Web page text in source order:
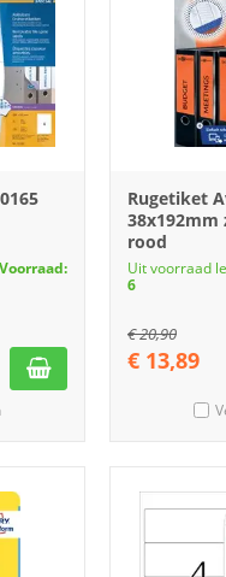
Voorraad:
Rugetiket
38x192mm
rood
Uit voorraad
6
€20,90
€ 13,89